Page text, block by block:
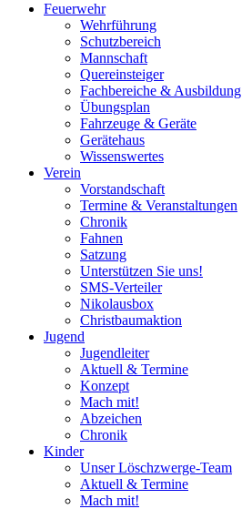
Feuerwehr
Wehrführung
Schutzbereich
Mannschaft
Quereinsteiger
Fachbereiche & Ausbildung
Übungsplan
Fahrzeuge & Geräte
Gerätehaus
Wissenswertes
Verein
Vorstandschaft
Termine & Veranstaltungen
Chronik
Fahnen
Satzung
Unterstützen Sie uns!
SMS-Verteiler
Nikolausbox
Christbaumaktion
Jugend
Jugendleiter
Aktuell & Termine
Konzept
Mach mit!
Abzeichen
Chronik
Kinder
Unser Löschzwerge-Team
Aktuell & Termine
Mach mit!